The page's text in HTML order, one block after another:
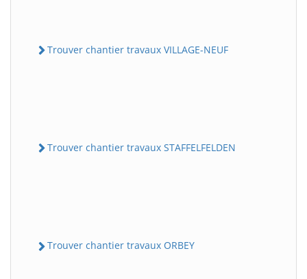
Trouver chantier travaux VILLAGE-NEUF
Trouver chantier travaux STAFFELFELDEN
Trouver chantier travaux ORBEY